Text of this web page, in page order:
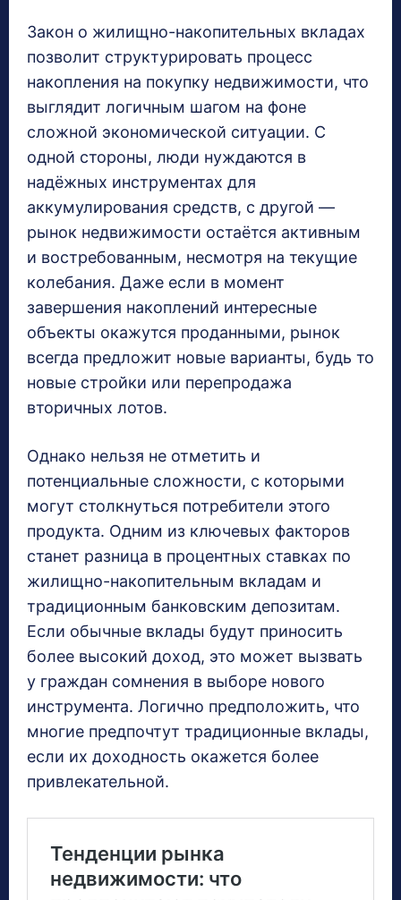
Закон о жилищно-накопительных вкладах
позволит структурировать процесс
накопления на покупку недвижимости, что
выглядит логичным шагом на фоне
сложной экономической ситуации. С
одной стороны, люди нуждаются в
надёжных инструментах для
аккумулирования средств, с другой —
рынок недвижимости остаётся активным
и востребованным, несмотря на текущие
колебания. Даже если в момент
завершения накоплений интересные
объекты окажутся проданными, рынок
всегда предложит новые варианты, будь то
новые стройки или перепродажа
вторичных лотов.
Однако нельзя не отметить и
потенциальные сложности, с которыми
могут столкнуться потребители этого
продукта. Одним из ключевых факторов
станет разница в процентных ставках по
жилищно-накопительным вкладам и
традиционным банковским депозитам.
Если обычные вклады будут приносить
более высокий доход, это может вызвать
у граждан сомнения в выборе нового
инструмента. Логично предположить, что
многие предпочтут традиционные вклады,
если их доходность окажется более
привлекательной.